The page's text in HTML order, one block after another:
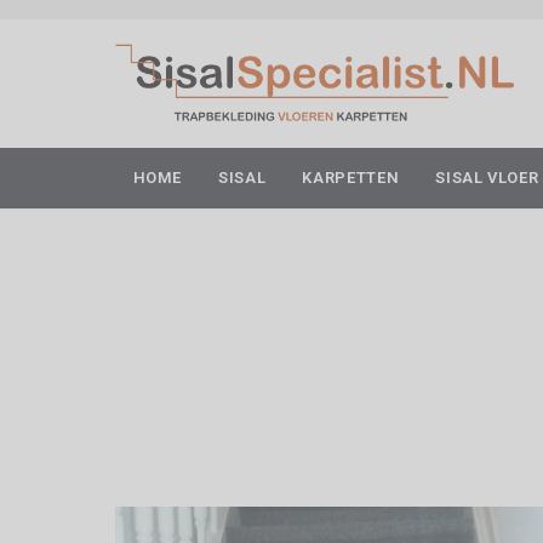
HOME SISAL KARPETTEN SISAL VLOER